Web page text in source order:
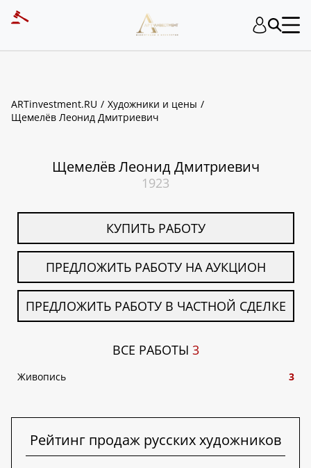
ARTinvestment.RU
Художники и цены
Щемелёв Леонид Дмитриевич
Щемелёв Леонид Дмитриевич
1923
КУПИТЬ РАБОТУ
ПРЕДЛОЖИТЬ РАБОТУ НА АУКЦИОН
ПРЕДЛОЖИТЬ РАБОТУ В ЧАСТНОЙ СДЕЛКЕ
ВСЕ РАБОТЫ 3
Живопись 3
Рейтинг продаж русских художников